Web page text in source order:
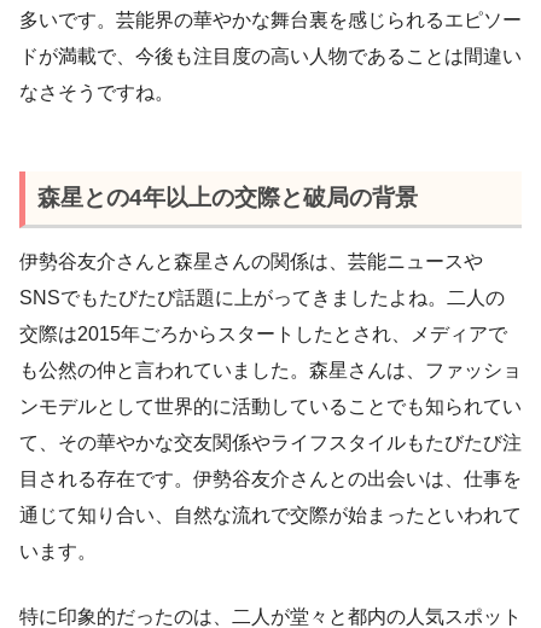
多いです。芸能界の華やかな舞台裏を感じられるエピソー
ドが満載で、今後も注目度の高い人物であることは間違い
なさそうですね。
森星との4年以上の交際と破局の背景
伊勢谷友介さんと森星さんの関係は、芸能ニュースや
SNSでもたびたび話題に上がってきましたよね。二人の
交際は2015年ごろからスタートしたとされ、メディアで
も公然の仲と言われていました。森星さんは、ファッショ
ンモデルとして世界的に活動していることでも知られてい
て、その華やかな交友関係やライフスタイルもたびたび注
目される存在です。伊勢谷友介さんとの出会いは、仕事を
通じて知り合い、自然な流れで交際が始まったといわれて
います。
特に印象的だったのは、二人が堂々と都内の人気スポット